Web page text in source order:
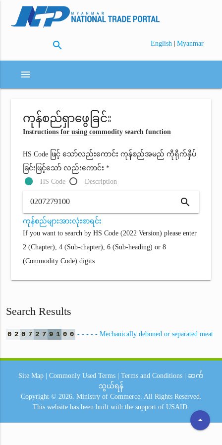
search English | Myanmar
menu
ကုန်စည်ရှာဖွေခြင်း
Instructions for using commodity search function
HS Code ဖြင့် သော်လည်းကောင်း ကုန်စည်အမည် ကိုရိုက်နှိပ်
ခြင်းဖြင့်သော် လည်းကောင်း *
HS Code
Description
search
ကုန်စည်များအားလုံးစာရင်း
If you want to search by HS Code (2022 Version) please enter
2 (Chapter), 4 (Sub-chapter), 6 (Sub-heading) or 8
(Commodity Code) digits
Search Results
0 2 0 7 2 7 9 1 0 0 - - - - - Mechanically deboned or separated meat
arrow_drop_up
Site Map Commonly Used Terms Terms and Conditions
ဆက်
သွယ်ရန်
Copyright © 2026. Ministry of Commerce. All Rights Reserved.
This website has been built with the support of USAID.